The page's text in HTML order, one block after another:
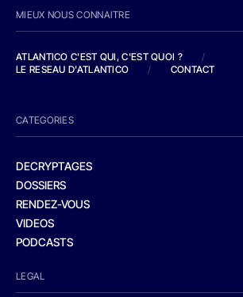
MIEUX NOUS CONNAITRE
ATLANTICO C'EST QUI, C'EST QUOI ?
/
LE RESEAU D'ATLANTICO
/ CONTACT
CATEGORIES
DECRYPTAGES
DOSSIERS
RENDEZ-VOUS
VIDEOS
PODCASTS
LEGAL